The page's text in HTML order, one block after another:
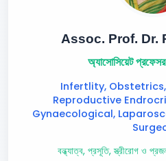
Assoc. Prof. Dr.
অ্যাসোসিয়েট
Infertlity,
Reproductive
Gynaecological,
বন্ধ্যাত্ব, প্রসূতি, স্ত্রীরোগ ও